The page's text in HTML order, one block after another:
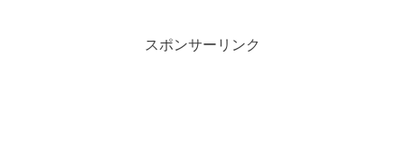
スポンサーリンク